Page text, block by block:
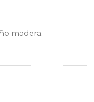
madera.